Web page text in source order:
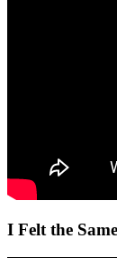
I Felt the Same